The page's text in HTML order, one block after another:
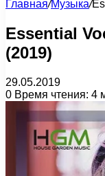
Главная/Музыка/
Essential
(2019)
29.05.2019
0 Время чтения: 4